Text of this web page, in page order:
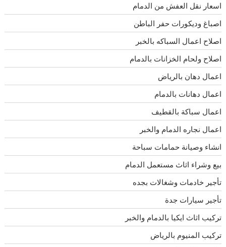
اسعار نقل العفش من الدمام
اصباغ وديكورات حفر الباطن
اصلاح اعمال السباكه بالخبر
اصلاح ولحام الخزانات بالدمام
اعمال دهان بالرياض
اعمال دهانات بالدمام
اعمال سباكة بالقطيف
اعمال نجاره الدمام والخبر
انشاء وصيانة حمامات سباحة
بيع وشراء اثاث مستعمل الدمام
تأجير خادمات وشغالات بجده
تأجير سيارات جدة
تركيب اثاث ايكيا بالدمام والخبر
تركيب المنيوم بالرياض